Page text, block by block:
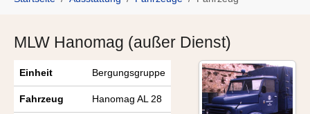
MLW Hanomag (außer Dienst)
Einheit Bergungsgruppe
Fahrzeug Hanomag AL 28